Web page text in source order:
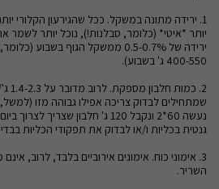
1. ירידה מתונה במשקל. ככל שהגירעון הקלורי
יותר *איטי* (כלומר, סבלנות!), נוכל יותר
400-550 ג' בשבוע).
2.
נעשה 60*2 ונקבל 120 ג' חלבון
גנטית בכליות ו/או לבדוק את תפקודי הכליות
3. אימוני כוח. אימונים אירוביים בלבד, לרוב,
השריר.